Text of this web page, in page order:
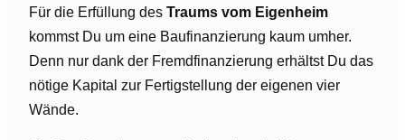
Für die Erfüllung des Traums vom Eigenheim
kommst Du um eine Baufinanzierung kaum umher.
Denn nur dank der Fremdfinanzierung erhältst Du das
nötige Kapital zur Fertigstellung der eigenen vier
Wände.